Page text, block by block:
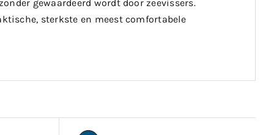
gewaardeerd wordt door zeevissers.
sterkste en meest comfortabele